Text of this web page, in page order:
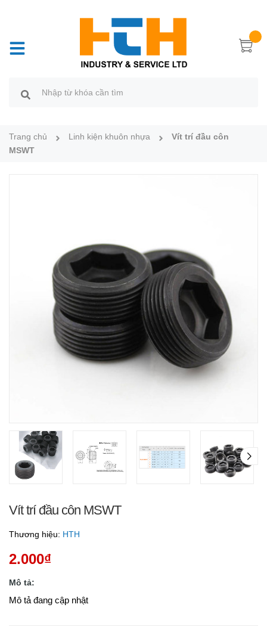
Trang chủ Linh kiện khuôn nhựa
Vít trí đầu côn
MSWT
Vít trí đầu côn MSWT
Thương hiệu: HTH
2.000₫
Mô tả:
Mô tả đang cập nhật